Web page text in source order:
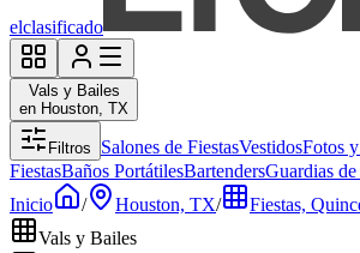
elclasificado
Vals y Bailes
en Houston, TX
Filtros Salones de FiestasVestidosFotos
FiestasBaños PortátilesBartendersGuardias
Inicio
/ Houston, TX/ Fiestas,
Vals y Bailes